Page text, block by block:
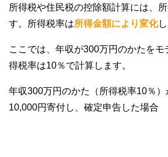
所得税や住民税の控除額計算には、
す。所得税率は所得金額により変化し
ここでは、年収が300万円のかたを
得税率は10％で計算します。
年収300万円のかた（所得税率10％
10,000円寄付し、確定申告した場合